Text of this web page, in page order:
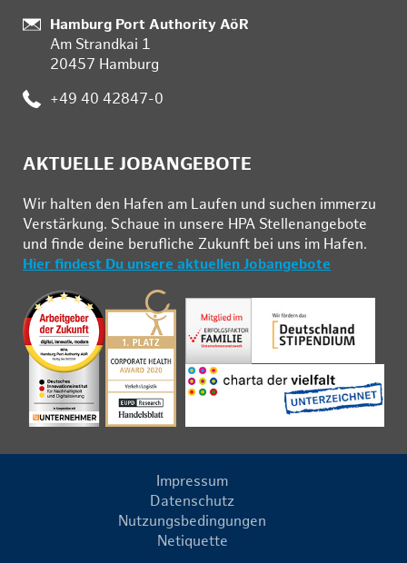
Standort:
Hamburg Port Authority AöR
Am Strandkai 1
20457 Hamburg
Telefon:
+49 40 42847-0
AKTUELLE JOBANGEBOTE
Wir hal­ten den Ha­fen am Lau­fen und su­chen im­mer­zu
Ver­stär­kung. Schau­e in un­se­re HPA Stel­len­an­ge­bo­te
und fin­de deine be­ruf­li­che Zu­kunft bei uns im Ha­fen.
Hier findest Du unsere aktuellen Jobangebote
Impressum
Datenschutz
Nutzungsbedingungen
Netiquette